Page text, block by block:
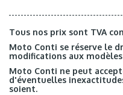
Tous nos prix sont TVA
Moto Conti se réserve le
modifications aux
Moto Conti ne peut
d'éventuelles
soient.